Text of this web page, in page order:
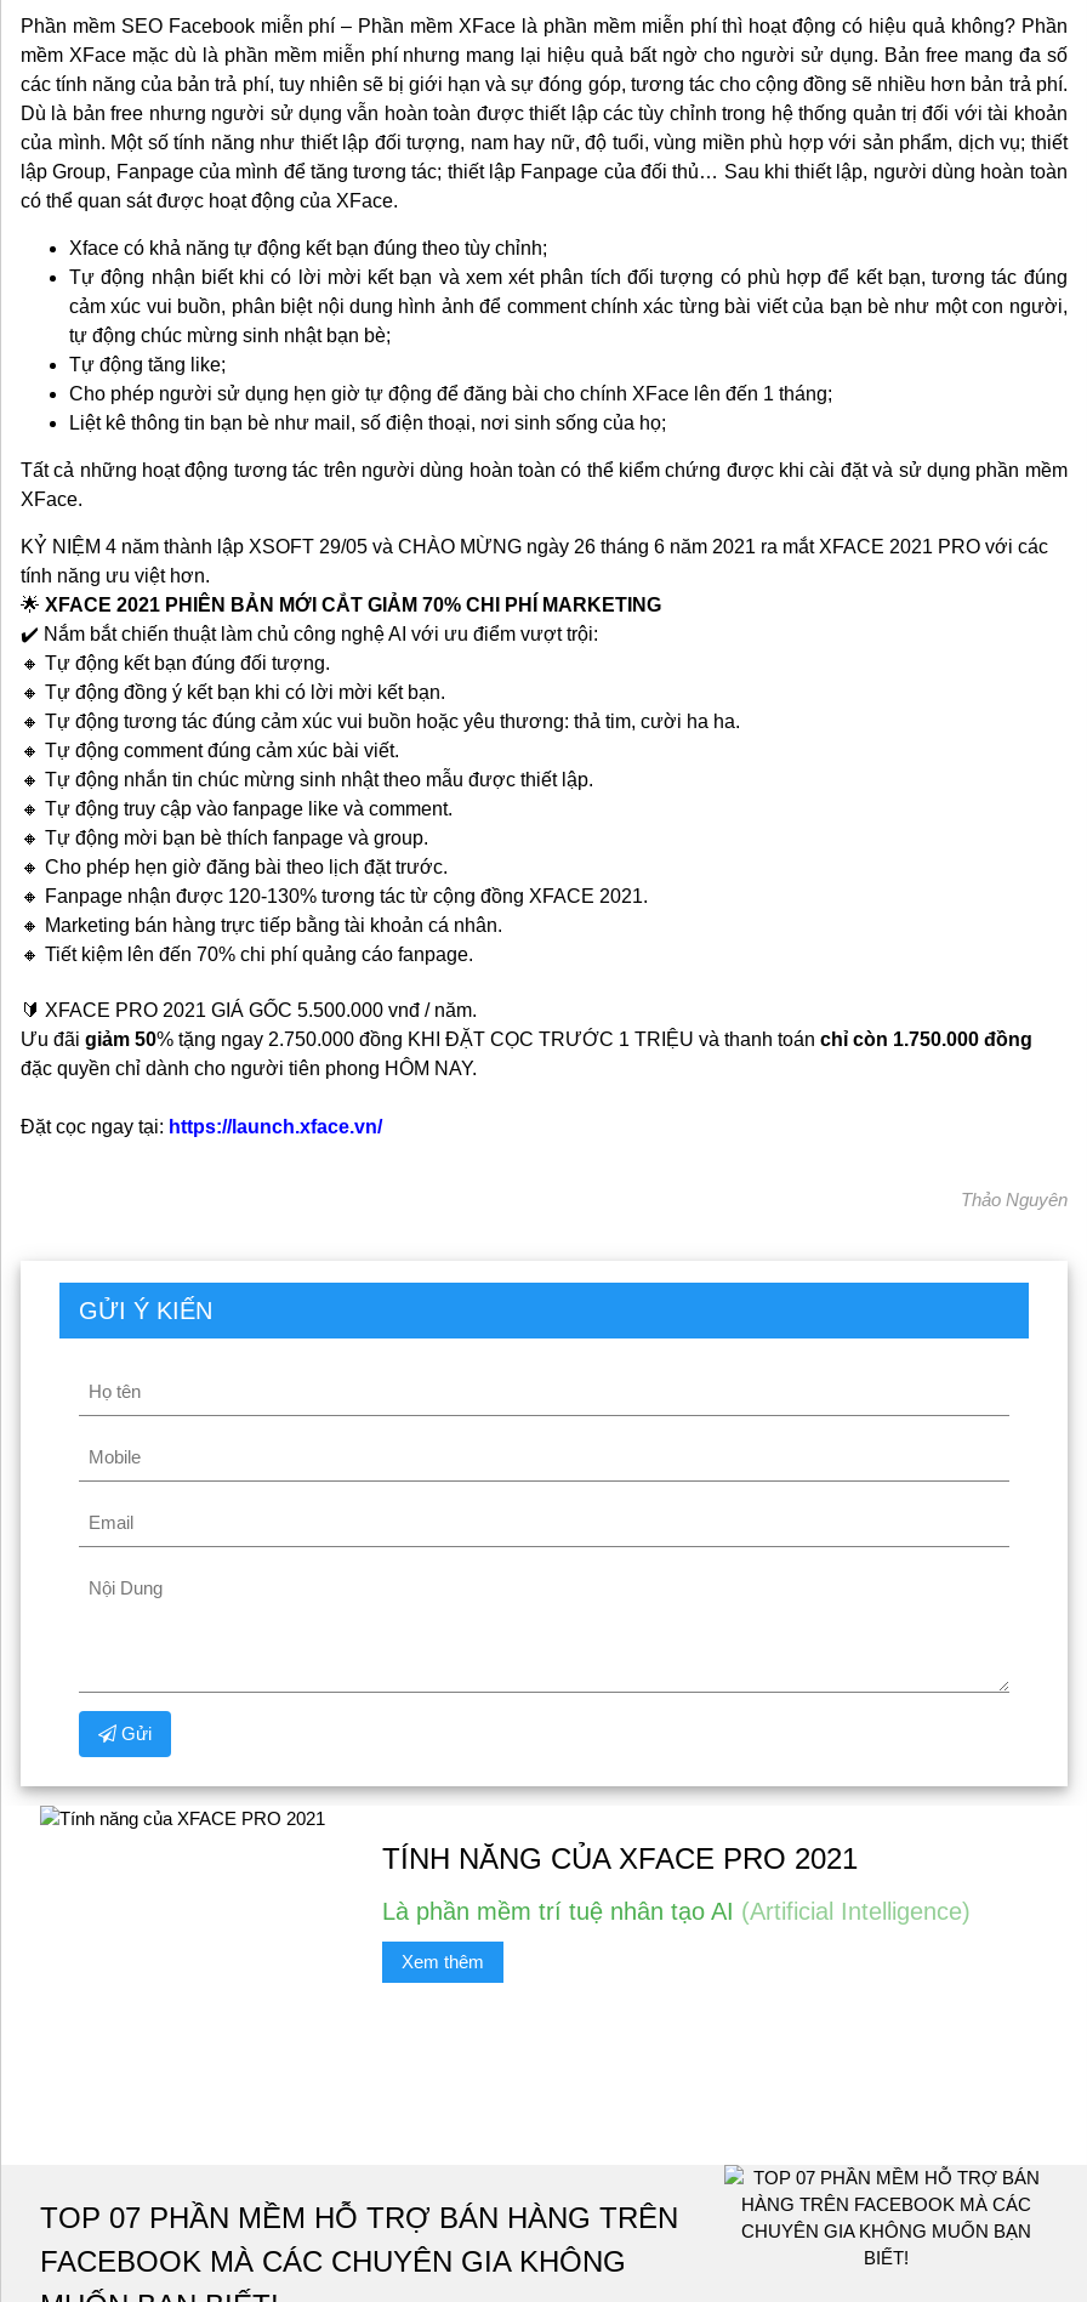
Phần mềm SEO Facebook miễn phí – Phần mềm XFace là phần mềm miễn phí thì hoạt động có hiệu quả không? Phần
mềm XFace mặc dù là phần mềm miễn phí nhưng mang lại hiệu quả bất ngờ cho người sử dụng. Bản free mang đa số
các tính năng của bản trả phí, tuy nhiên sẽ bị giới hạn và sự đóng góp, tương tác cho cộng đồng sẽ nhiều hơn bản trả phí.
Dù là bản free nhưng người sử dụng vẫn hoàn toàn được thiết lập các tùy chỉnh trong hệ thống quản trị đối với tài khoản
của mình. Một số tính năng như thiết lập đối tượng, nam hay nữ, độ tuổi, vùng miền phù hợp với sản phẩm, dịch vụ; thiết
lập Group, Fanpage của mình để tăng tương tác; thiết lập Fanpage của đối thủ… Sau khi thiết lập, người dùng hoàn toàn
có thể quan sát được hoạt động của XFace.
Xface có khả năng tự động kết bạn đúng theo tùy chỉnh;
Tự động nhận biết khi có lời mời kết bạn và xem xét phân tích đối tượng có phù hợp để kết bạn, tương tác đúng
cảm xúc vui buồn, phân biệt nội dung hình ảnh để comment chính xác từng bài viết của bạn bè như một con người,
tự động chúc mừng sinh nhật bạn bè;
Tự động tăng like;
Cho phép người sử dụng hẹn giờ tự động để đăng bài cho chính XFace lên đến 1 tháng;
Liệt kê thông tin bạn bè như mail, số điện thoại, nơi sinh sống của họ;
Tất cả những hoạt động tương tác trên người dùng hoàn toàn có thể kiểm chứng được khi cài đặt và sử dụng phần mềm
XFace.
KỶ NIỆM 4 năm thành lập XSOFT 29/05 và CHÀO MỪNG ngày 26 tháng 6 năm 2021 ra mắt XFACE 2021 PRO với các
tính năng ưu việt hơn.
🌟 XFACE 2021 PHIÊN BẢN MỚI CẮT GIẢM 70% CHI PHÍ MARKETING
✔️ Nắm bắt chiến thuật làm chủ công nghệ AI với ưu điểm vượt trội:
🔸 Tự động kết bạn đúng đối tượng.
🔸 Tự động đồng ý kết bạn khi có lời mời kết bạn.
🔸 Tự động tương tác đúng cảm xúc vui buồn hoặc yêu thương: thả tim, cười ha ha.
🔸 Tự động comment đúng cảm xúc bài viết.
🔸 Tự động nhắn tin chúc mừng sinh nhật theo mẫu được thiết lập.
🔸 Tự động truy cập vào fanpage like và comment.
🔸 Tự động mời bạn bè thích fanpage và group.
🔸 Cho phép hẹn giờ đăng bài theo lịch đặt trước.
🔸 Fanpage nhận được 120-130% tương tác từ cộng đồng XFACE 2021.
🔸 Marketing bán hàng trực tiếp bằng tài khoản cá nhân.
🔸 Tiết kiệm lên đến 70% chi phí quảng cáo fanpage.
🔰 XFACE PRO 2021 GIÁ GỐC 5.500.000 vnđ / năm.
Ưu đãi giảm 50% tặng ngay 2.750.000 đồng KHI ĐẶT CỌC TRƯỚC 1 TRIỆU và thanh toán chỉ còn 1.750.000 đồng
đặc quyền chỉ dành cho người tiên phong HÔM NAY.
Đặt cọc ngay tại: https://launch.xface.vn/
Thảo Nguyên
GỬI Ý KIẾN
Gửi
TÍNH NĂNG CỦA XFACE PRO 2021
Là phần mềm trí tuệ nhân tạo AI (Artificial Intelligence)
Xem thêm
TOP 07 PHẦN MỀM HỖ TRỢ BÁN HÀNG TRÊN
FACEBOOK MÀ CÁC CHUYÊN GIA KHÔNG